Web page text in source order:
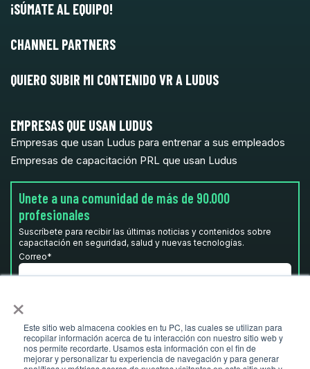
×
Este sitio web almacena cookies en tu PC, las cuales se utilizan para
recopilar información acerca de tu interacción con nuestro sitio web y
nos permite recordarte. Usamos esta información con el fin de
mejorar y personalizar tu experiencia de navegación y para generar
¡SÚMATE AL EQUIPO!
CHANNEL PARTNERS
QUIERO SUBIR MI CONTENIDO VR A LUDUS
EMPRESAS QUE USAN LUDUS
Empresas que usan Ludus para entrenar a sus empleados
Empresas de capacitación PRL que usan Ludus
Unete a una comunidad de más de 90.000
profesionales
Suscríbete para recibir las últimas noticias y contenidos sobre
capacitación en seguridad, salud y nuevas tecnologías.
Correo*